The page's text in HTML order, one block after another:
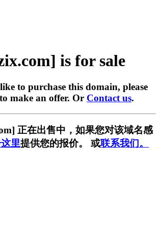
is for sale
to purchase this domain, please
to make an offer. Or Contact us.
正在出售中，如果您对该域名感
里提供您的报价。 或联系我们。